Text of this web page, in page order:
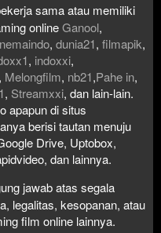
sama atau memiliki
onlineGanool,
, dunia21, filmapik,
, indoxxi,
, Melongfilm, nb21,Pahe in,
, Streamxxi, dan lain-lain.
apapun di situs
berisi tautan menuju
Drive, Uptobox,
dan lainnya.
jawab atas segala
legalitas, kesopanan, atau
film online lainnya.